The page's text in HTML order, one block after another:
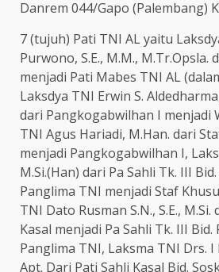
Danrem 044/Gapo (Palembang)
7 (tujuh) Pati TNI AL yaitu
Purwono, S.E., M.M., M.Tr.Opsla.
menjadi Pati Mabes TNI AL
Laksdya TNI Erwin S. Aldedharma,
dari Pangkogabwilhan I menjadi
TNI Agus Hariadi, M.Han. dari
menjadi Pangkogabwilhan I,
M.Si.(Han) dari Pa Sahli Tk. III
Panglima TNI menjadi Staf
TNI Dato Rusman S.N., S.E.,
Kasal menjadi Pa Sahli Tk. III Bid.
Panglima TNI, Laksma TNI Drs.
Apt. Dari Pati Sahli Kasal Bid.